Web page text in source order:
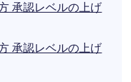
承認レベルの上げ
承認レベルの上げ